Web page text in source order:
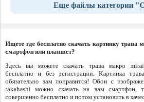
Еще файлы категории
Ищете где бесплатно скачать картинку
смартфон или планшет?
Здесь вы можете скачать трава макро
бесплатно и без регистрации. Картинка
обязательно вам понравится! Обои с
takahashi можно скачать на вам смартфон,
совершенно бесплатно и потом установить в